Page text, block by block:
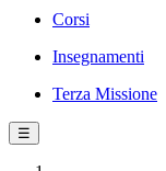
Corsi
Insegnamenti
Terza Missione
☰